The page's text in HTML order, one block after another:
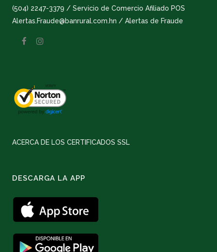
(504) 2247-3379 / Servicio de Comercio Afiliado POS
Alertas.Fraude@banrural.com.hn / Alertas de Fraude
ACERCA DE LOS CERTIFICADOS SSL
DESCARGA LA APP